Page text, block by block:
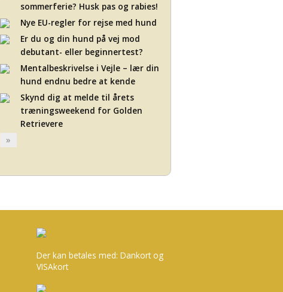
sommerferie? Husk pas og rabies!
Nye EU-regler for rejse med hund
Er du og din hund på vej mod
debutant- eller beginnertest?
Mentalbeskrivelse i Vejle – lær din
hund endnu bedre at kende
Skynd dig at melde til årets
træningsweekend for Golden
Retrievere
»
Der kan betales med: Dankort og
VISAkort